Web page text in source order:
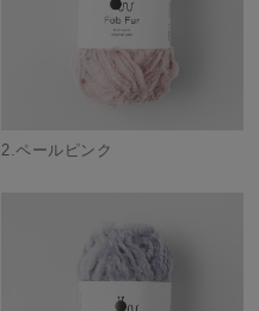
2.ペールピンク